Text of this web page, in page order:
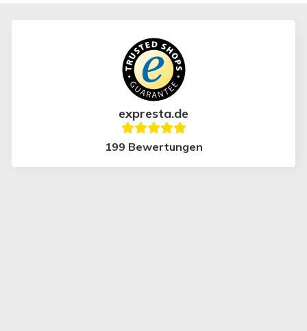
expresta.de
199 Bewertungen